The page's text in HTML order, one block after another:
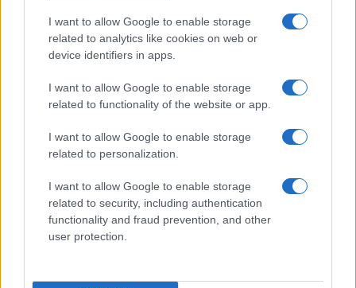
I want to allow Google to enable storage
related to analytics like cookies on web or
device identifiers in apps.
I want to allow Google to enable storage
related to functionality of the website or app.
I want to allow Google to enable storage
related to personalization.
I want to allow Google to enable storage
related to security, including authentication
functionality and fraud prevention, and other
user protection.